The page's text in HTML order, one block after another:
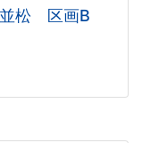
並松 区画B